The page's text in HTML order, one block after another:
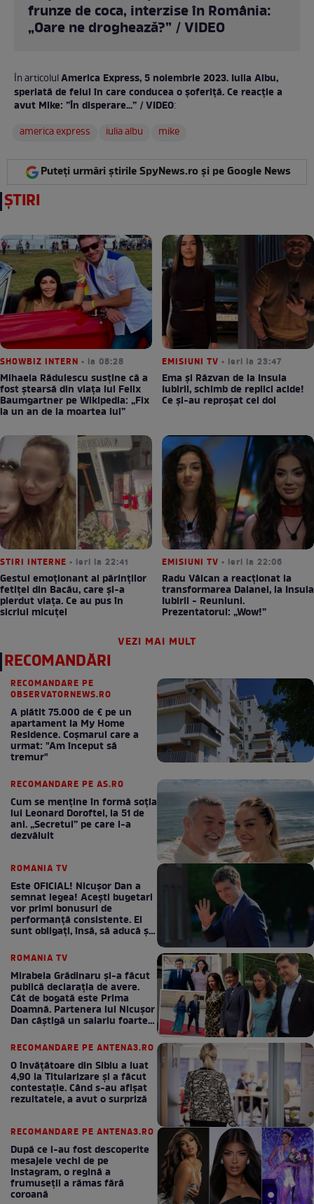
frunze de coca, interzise în România:
„Oare ne droghează?” / VIDEO
În articolulAmerica Express, 5 noiembrie 2023. Iulia Albu,
speriată de felul în care conducea o șoferiță. Ce reacție a
avut Mike: ”În disperare...” / VIDEO:
america express
iulia albu mike
Puteți urmări știrile SpyNews.ro și pe Google News
ȘTIRI
SHOWBIZ INTERN • la 08:28
Mihaela Rădulescu susține că a
fost ștearsă din viața lui Felix
Baumgartner pe Wikipedia: „Fix
la un an de la moartea lui”
EMISIUNI TV • ieri la 23:47
Ema și Răzvan de la Insula
Iubirii, schimb de replici acide!
Ce și-au reproșat cei doi
STIRI INTERNE • ieri la 22:41
Gestul emoționant al părinților
fetiței din Bacău, care și-a
pierdut viața. Ce au pus în
sicriul micuței
EMISIUNI TV • ieri la 22:06
Radu Vâlcan a reacționat la
transformarea Daianei, la Insula
Iubirii - Reuniuni.
Prezentatorul: „Wow!”
VEZI MAI MULT
RECOMANDĂRI
RECOMANDARE PE
OBSERVATORNEWS.RO
A plătit 75.000 de € pe un
apartament la My Home
Residence. Coşmarul care a
urmat: "Am început să
tremur"
RECOMANDARE PE AS.RO
Cum se menţine în formă soţia
lui Leonard Doroftei, la 51 de
ani. „Secretul” pe care l-a
dezvăluit
ROMANIA TV
Este OFICIAL! Nicușor Dan a
semnat legea! Acești bugetari
vor primi bonusuri de
performanță consistente. Ei
sunt obligați, însă, să aducă și
ROMANIA TV
Mirabela Grădinaru și-a făcut
publică declarația de avere.
Cât de bogată este Prima
Doamnă. Partenera lui Nicușor
Dan câștigă un salariu foarte
RECOMANDARE PE ANTENA3.RO
O învățătoare din Sibiu a luat
4,90 la Titularizare și a făcut
contestație. Când s-au afișat
rezultatele, a avut o surpriză
RECOMANDARE PE ANTENA3.RO
După ce i-au fost descoperite
mesajele vechi de pe
Instagram, o regină a
frumuseții a rămas fără
coroană